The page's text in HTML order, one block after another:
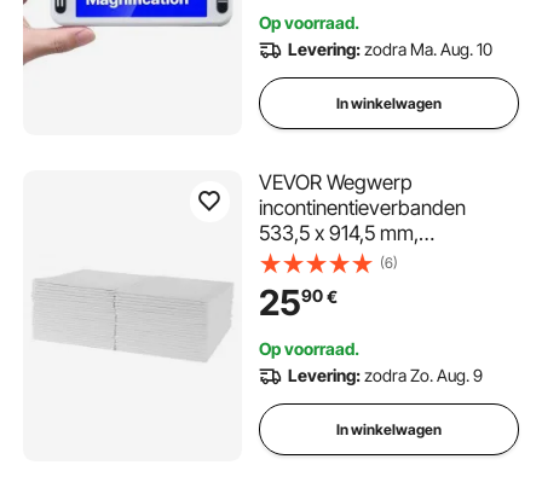
handgreep
Op voorraad.
Levering:zodra Ma. Aug. 10
In winkelwagen
VEVOR Wegwerp
incontinentieverbanden
533,5 x 914,5 mm,
absorberende Chux-
verbanden met 5-laags
bescherming voor bed, bank
volwassenen, kinderen en
senioren (verpakking van 48
stuks)
(6)
2590€
Op voorraad.
Levering:zodra Zo. Aug. 9
In winkelwagen